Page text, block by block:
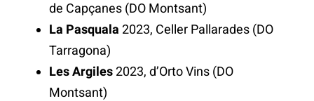
de Capçanes (DO Montsant)
La Pasquala 2023, Celler Pallarades (DO
Tarragona)
Les Argiles2023, d’Orto Vins (DO
Montsant)